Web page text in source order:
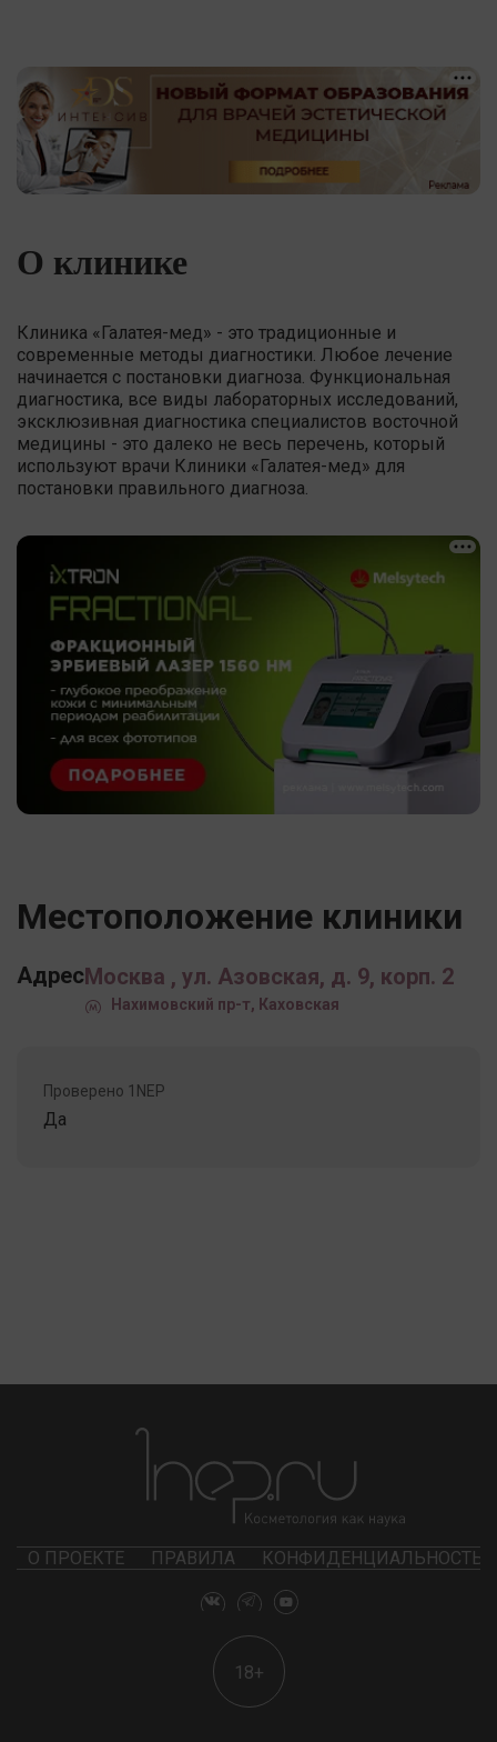
О клинике
Клиника «Галатея-мед» - это традиционные и
современные методы диагностики. Любое лечение
начинается с постановки диагноза. Функциональная
диагностика, все виды лабораторных исследований,
эксклюзивная диагностика специалистов восточной
медицины - это далеко не весь перечень, который
используют врачи Клиники «Галатея-мед» для
постановки правильного диагноза.
Местоположение клиники
АдресМосква , ул. Азовская, д. 9, корп. 2
Нахимовский пр-т, Каховская
Проверено 1NEP
Да
О ПРОЕКТЕ ПРАВИЛА КОНФИДЕНЦИАЛЬНОСТЬ
18+